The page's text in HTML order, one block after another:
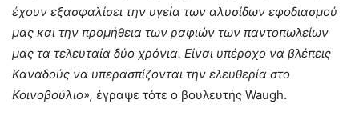
έχουν εξασφαλίσει την υγεία των αλυσίδων εφοδιασμού
μας και την προμήθεια των ραφιών των παντοπωλείων
μας τα τελευταία δύο χρόνια. Είναι υπέροχο να βλέπεις
Καναδούς να υπερασπίζονται την ελευθερία στο
Κοινοβούλιο», έγραψε τότε ο βουλευτής Waugh.